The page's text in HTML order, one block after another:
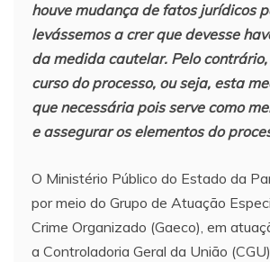
houve mudança de fatos jurídicos
levássemos a crer que devesse
da medida cautelar. Pelo
curso do processo, ou seja, esta
que necessária pois serve como
e assegurar os elementos do
O Ministério Público do Estado da
por meio do Grupo de Atuação
Crime Organizado (Gaeco), em
a Controladoria Geral da União